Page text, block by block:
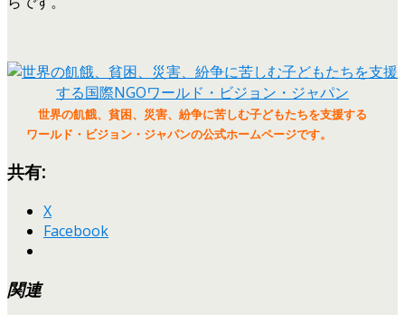
世界の飢餓、貧困、災害、紛争に苦しむ子どもたちを支援する
ワールド・ビジョン・ジャパンの公式ホームページです。
共有:
X
Facebook
関連